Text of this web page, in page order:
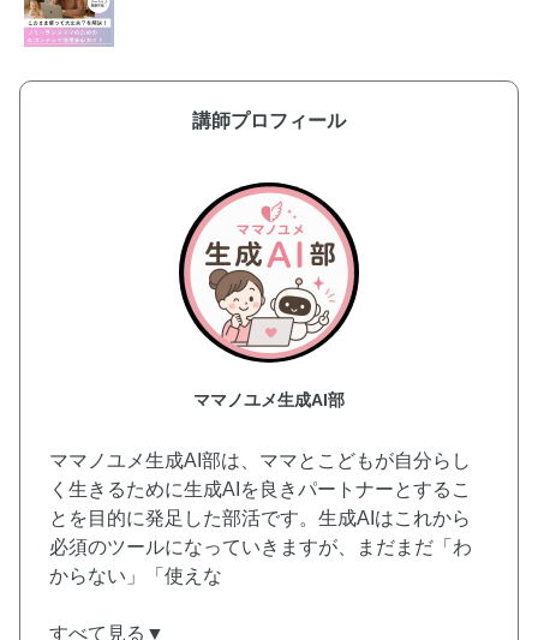
講師プロフィール
ママノユメ生成AI部
ママノユメ生成AI部は、ママとこどもが自分らし
く生きるために生成AIを良きパートナーとするこ
とを目的に発足した部活です。生成AIはこれから
必須のツールになっていきますが、まだまだ「わ
からない」「使えな
すべて見る▼